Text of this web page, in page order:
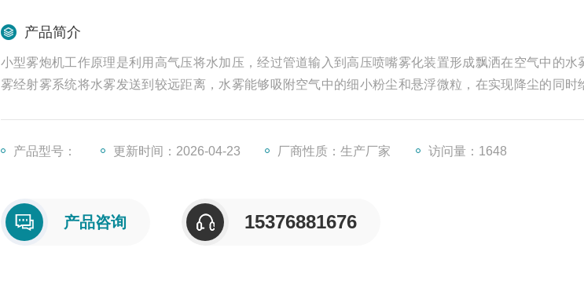
产品简介
小型雾炮机工作原理是利用高气压将水加压，经过管道输入到高压喷嘴雾化装置形成飘洒在空气中的水
雾经射雾系统将水雾发送到较远距离，水雾能够吸附空气中的细小粉尘和悬浮微粒，在实现降尘的同时
产品型号： 更新时间：2026-04-23 厂商性质：生产厂家 访问量：1648
产品咨询 15376881676